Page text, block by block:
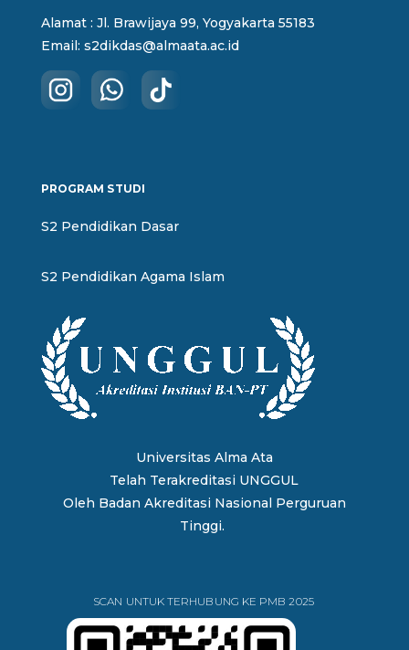
Alamat : Jl. Brawijaya 99, Yogyakarta 55183
Email: s2dikdas@almaata.ac.id
PROGRAM STUDI
S2 Pendidikan Dasar
S2 Pendidikan Agama Islam
Universitas Alma Ata
Telah Terakreditasi UNGGUL
Oleh Badan Akreditasi Nasional Perguruan
Tinggi.
SCAN UNTUK TERHUBUNG KE PMB 2025